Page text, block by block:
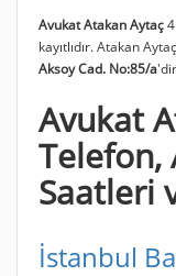
Avukat Atakan Aytaç
kayıtlıdır. Atakan
Aksoy Cad. No:85/a
Avukat
Telefon,
Saatleri
İstanbul